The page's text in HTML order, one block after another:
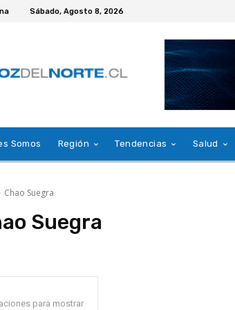
Sábado, Agosto 8, 2026
Somos Región Tendencias Salud
Chao Suegra
Suegra
para mostrar